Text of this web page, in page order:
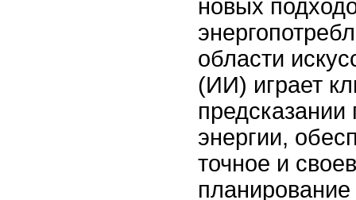
новых
области
(ИИ) играет
предсказании
энергии,
точное и